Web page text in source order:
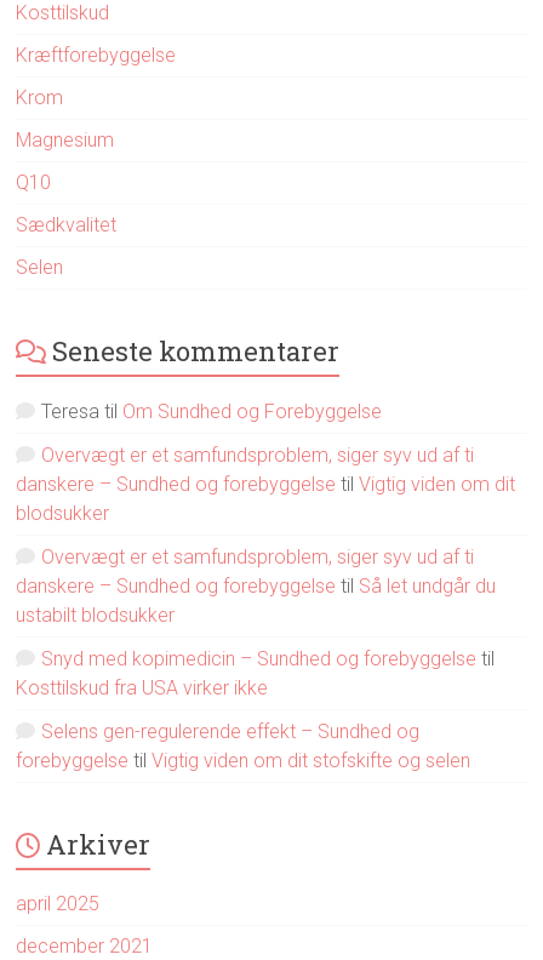
Kosttilskud
Kræftforebyggelse
Krom
Magnesium
Q10
Sædkvalitet
Selen
Seneste kommentarer
Teresa til Om Sundhed og Forebyggelse
Overvægt er et samfundsproblem, siger syv ud af ti
danskere – Sundhed og forebyggelse tilVigtig viden om dit
blodsukker
Overvægt er et samfundsproblem, siger syv ud af ti
danskere – Sundhed og forebyggelse til Så let undgår du
ustabilt blodsukker
Snyd med kopimedicin – Sundhed og forebyggelse til
Kosttilskud fra USA virker ikke
Selens gen-regulerende effekt – Sundhed og
forebyggelse tilVigtig viden om dit stofskifte og selen
Arkiver
april 2025
december 2021